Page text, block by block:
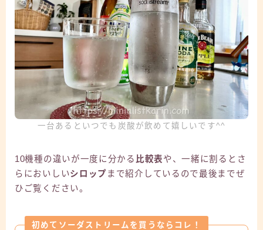
一台あるといつでも炭酸が飲めて嬉しいです^^
10機種の違いが一度に分かる 比較表や、一緒に割るとさ
らにおいしいシロップまで紹介しているので最後までぜ
ひご覧ください。
初めてソーダストリームを買うならコレ！